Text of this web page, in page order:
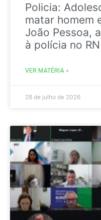
Policia:
matar homem
João Pessoa,
à polícia no RN
VER MATÉRIA »
28 de julho de 2026